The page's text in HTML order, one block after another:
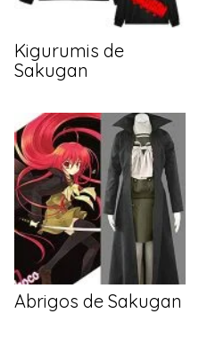
Kigurumis de
Sakugan
Abrigos de Sakugan